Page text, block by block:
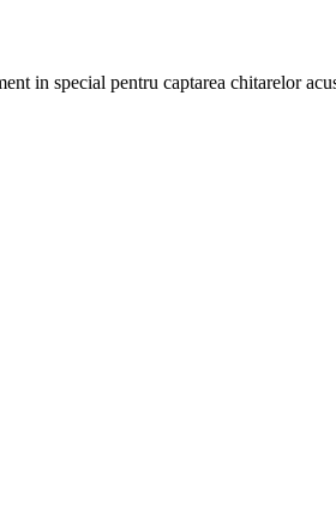
in special pentru captarea chitarelor